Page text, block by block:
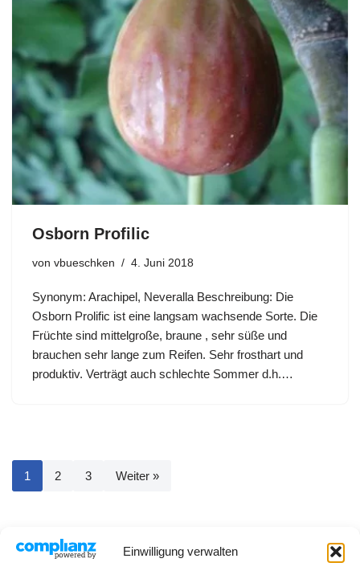
Einwilligung verwalten
Osborn Profilic
von vbueschken 4. Juni 2018
Synonym: Arachipel, Neveralla Beschreibung: Die
Osborn Prolific ist eine langsam wachsende Sorte. Die
Früchte sind mittelgroße, braune , sehr süße und
brauchen sehr lange zum Reifen. Sehr frosthart und
produktiv. Verträgt auch schlechte Sommer d.h.…
1 2 3 Weiter »
Datenschutzerklärung Impressum